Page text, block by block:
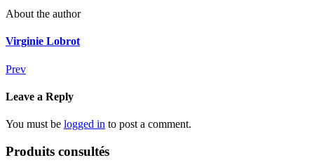
About the author
Virginie Lobrot
Prev
Leave a Reply
You must be logged in to post a comment.
Produits consultés